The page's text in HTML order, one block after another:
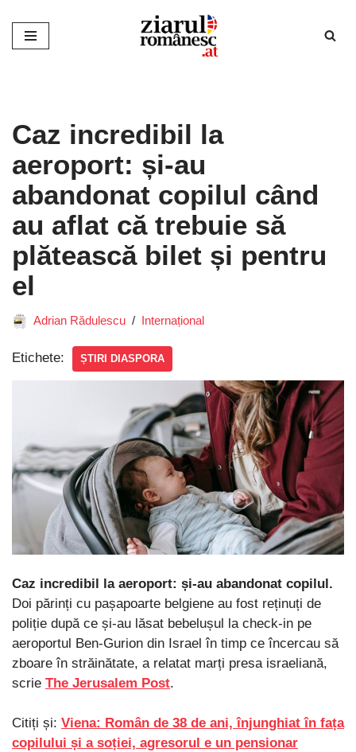
Sari
Caz incredibil la
aeroport: și-au
abandonat copilul când
au aflat că trebuie să
plătească bilet și pentru
el
Adrian Rădulescu Internațional
Etichete: ȘTIRI DIASPORA
Caz incredibil la aeroport: și-au abandonat copilul.
Doi părinți cu pașapoarte belgiene au fost reținuți de
poliție după ce și-au lăsat bebelușul la check-in pe
aeroportul Ben-Gurion din Israel în timp ce încercau să
zboare în străinătate, a relatat marți presa israeliană,
scrie The Jerusalem Post.
Citiți și: Viena: Român de 38 de ani, înjunghiat în fața
copilului și a soției, agresorul e un pensionar